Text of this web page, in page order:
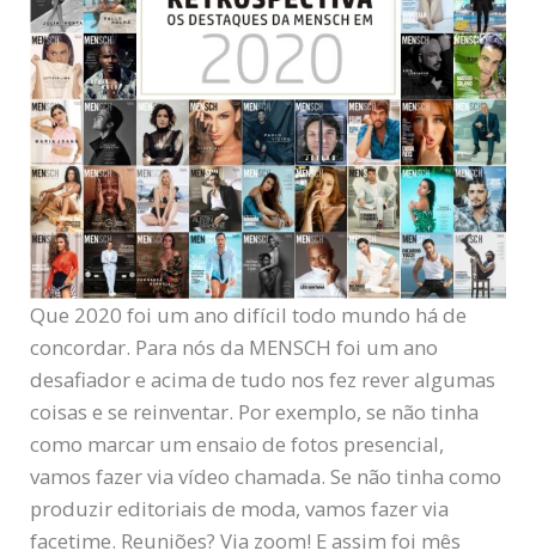
Que 2020 foi um ano difícil todo mundo há de
concordar. Para nós da MENSCH foi um ano
desafiador e acima de tudo nos fez rever algumas
coisas e se reinventar. Por exemplo, se não tinha
como marcar um ensaio de fotos presencial,
vamos fazer via vídeo chamada. Se não tinha como
produzir editoriais de moda, vamos fazer via
facetime. Reuniões? Via zoom! E assim foi mês